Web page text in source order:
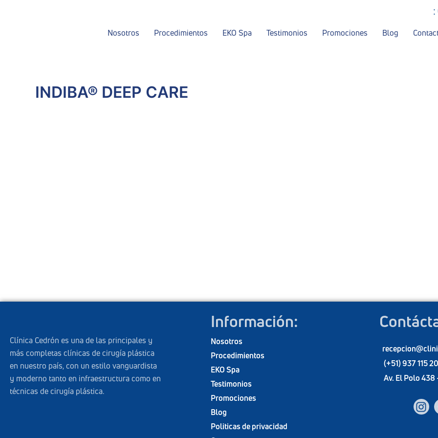
:
Nosotros Procedimientos EKO Spa Testimonios Promociones Blog
INDIBA® DEEP CARE
Clínica Cedrón es una de las principales y
más completas clínicas de cirugía plástica
en nuestro país, con un estilo vanguardista
y moderno tanto en infraestructura como en
técnicas de cirugía plástica.
Información:
Nosotros
Procedimientos
EKO Spa
Testimonios
Promociones
Blog
Politicas de privacidad
(+51) 937 115
Av. El Polo 438
I
n